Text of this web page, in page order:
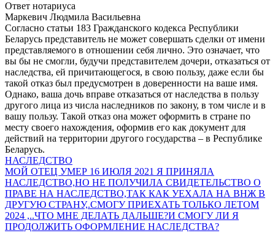
Ответ нотариуса
Маркевич Людмила Васильевна
Согласно статьи 183 Гражданского кодекса Республики
Беларусь представитель не может совершать сделки от имени
представляемого в отношении себя лично. Это означает, что
вы бы не смогли, будучи представителем дочери, отказаться от
наследства, ей причитающегося, в свою пользу, даже если бы
такой отказ был предусмотрен в доверенности на ваше имя.
Однако, ваша дочь вправе отказаться от наследства в пользу
другого лица из числа наследников по закону, в том числе и в
вашу пользу. Такой отказ она может оформить в стране по
месту своего нахождения, оформив его как документ для
действий на территории другого государства – в Республике
Беларусь.
НАСЛЕДСТВО
МОЙ ОТЕЦ УМЕР 16 ИЮЛЯ 2021 Я ПРИНЯЛА
НАСЛЕДСТВО,НО НЕ ПОЛУЧИЛА СВИДЕТЕЛЬСТВО О
ПРАВЕ НА НАСЛЕДСТВО,ТАК КАК УЕХАЛА НА ВНЖ В
ДРУГУЮ СТРАНУ,.СМОГУ ПРИЕХАТЬ ТОЛЬКО ЛЕТОМ
2024 ,..ЧТО МНЕ ДЕЛАТЬ ДАЛЬШЕ?И СМОГУ ЛИ Я
ПРОДОЛЖИТЬ ОФОРМЛЕНИЕ НАСЛЕДСТВА?